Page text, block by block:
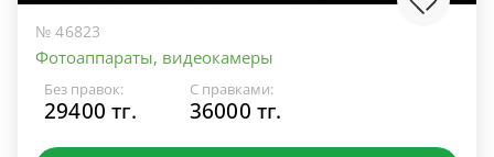
№ 46823
Фотоаппараты, видеокамеры
Без правок:
29400 тг.
С правками:
36000 тг.